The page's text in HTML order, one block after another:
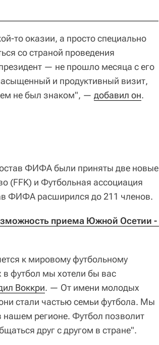
то оказии, а просто специально
со страной проведения
— не прошло месяца с его
и продуктивный визит,
не был знаком", — добавил он.
ФИФА были приняты две новые
(FFK) и Футбольная ассоциация
ФИФА расширился до 211 членов.
приема Южной Осетии -
к мировому футбольному
футбол мы хотели бы вас
Воккри. — От имени молодых
стали частью семьи футбола. Мы
регионе. Футбол позволит
друг с другом в стране".